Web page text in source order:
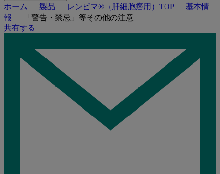
ホーム
製品 レンビマ®（肝細胞癌用）TOP
基本情
報
「警告・禁忌」等その他の注意
共有する